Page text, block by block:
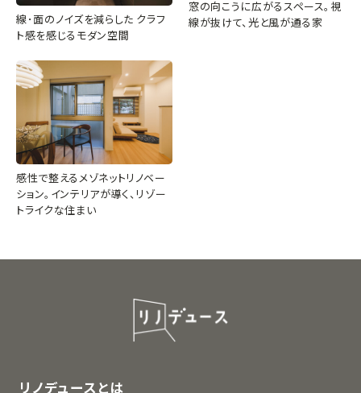
線･面のノイズを減らした クラフ
ト感を感じるモダン空間
窓の向こうに広がるスペース。視
線が抜けて、光と風が通る家
感性で整えるメゾネットリノベー
ション。インテリアが導く、リゾー
トライクな住まい
リノデュースとは